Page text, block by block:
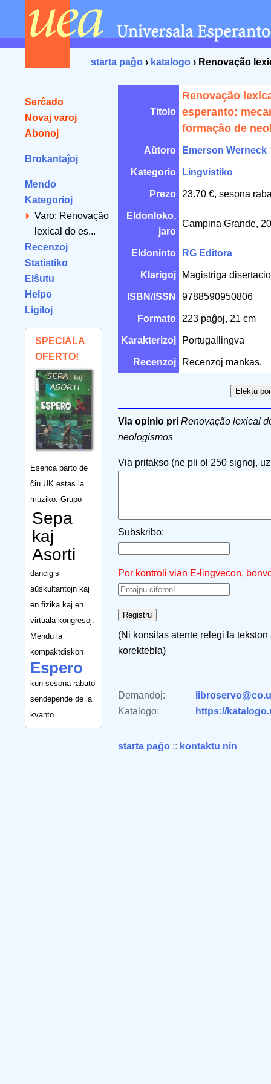
starta paĝo › katalogo › Renovação
Serĉado
Novaj varoj
Abonoj
Brokantaĵoj
Mendo
Kategorioj
Varo: Renovação
lexical do es...
Recenzoj
Statistiko
Elŝutu
Helpo
Ligiloj
SPECIALA
OFERTO!
Esenca parto de
ĉiu UK estas la
muziko. Grupo
Sepa
kaj
Asorti
dancigis
aŭskultantojn kaj
en fizika kaj en
virtuala kongresoj.
Mendu la
kompaktdiskon
Espero
kun sesona rabato
sendepende de la
kvanto.
Titolo
Renovação
esperanto:
formação de
Aŭtoro Emerson Werneck
Kategorio Lingvistiko
Prezo 23.70 €, sesona
Eldonloko,
jaro
Campina Grande,
Eldoninto RG Editora
Klarigoj Magistriga
ISBN/ISSN 9788590950806
Formato 223 paĝoj, 21 cm
Karakterizoj Portugallingva
Recenzoj Recenzoj mankas.
Via opinio pri Renovação lexical
neologismos
Via pritakso (ne pli ol 250 signoj,
Subskribo:
Por kontroli vian E-lingvecon,
(Ni konsilas atente relegi la
korektebla)
Demandoj:
Katalogo:
https://
starta paĝo :: kontaktu nin